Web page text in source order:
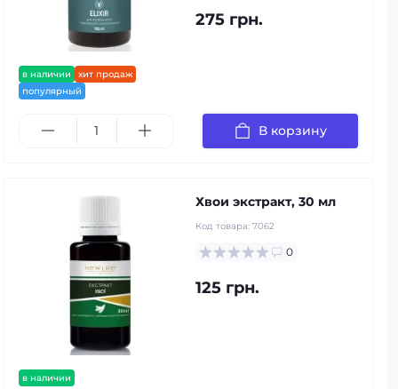
в наличии
хит продаж
популярный
275 грн.
В корзину
в наличии
Хвои экстракт, 30 мл
Код товара: 7062
0
125 грн.